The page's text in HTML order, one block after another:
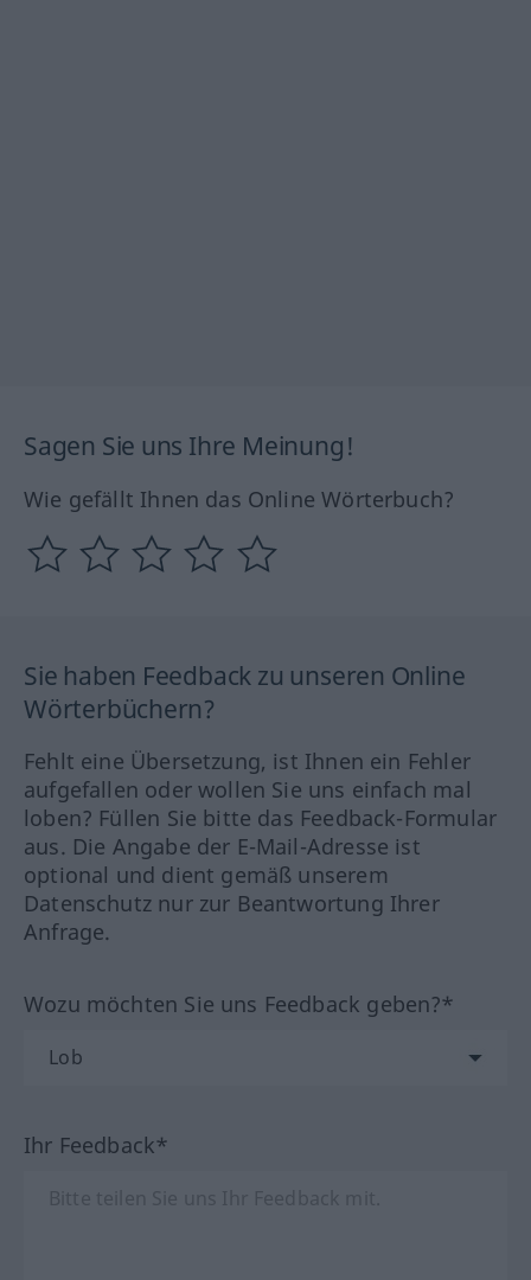
Sagen Sie uns Ihre Meinung!
Wie gefällt Ihnen das Online Wörterbuch?
Sie haben Feedback zu unseren Online
Wörterbüchern?
Fehlt eine Übersetzung, ist Ihnen ein Fehler
aufgefallen oder wollen Sie uns einfach mal
loben? Füllen Sie bitte das Feedback-Formular
aus. Die Angabe der E-Mail-Adresse ist
optional und dient gemäß unserem
Datenschutz nur zur Beantwortung Ihrer
Anfrage.
Wozu möchten Sie uns Feedback geben?*
Ihr Feedback*